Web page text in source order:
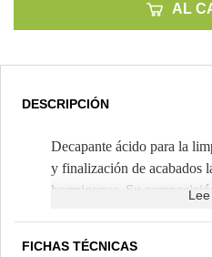
AL
DESCRIPCIÓN
Decapante ácido para la
y finalización de acabados
hormigones. Su
FICHAS TÉCNICAS